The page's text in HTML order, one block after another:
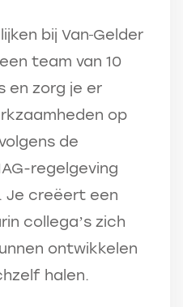
bij Van Gelder
team van 10
en zorg je er
op
de
regelgeving
Je creëert een
collega’s zich
ontwikkelen
halen.